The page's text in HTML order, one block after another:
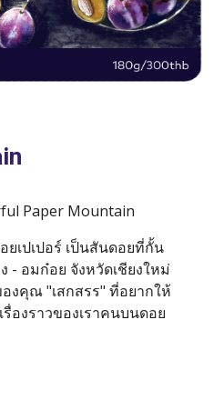
Paper Mountain
เปเปอร์ เป็นสันดอยที่กั้น
- อมก๋อย จังหวัดเชียงใหม่
งคุณ "เสกสรร" ที่อยากให้
องราวของเราคนบนดอย